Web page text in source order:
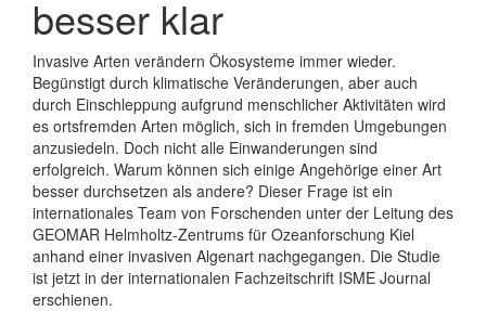
besser klar
Invasive Arten verändern Ökosysteme immer wieder.
Begünstigt durch klimatische Veränderungen, aber auch
durch Einschleppung aufgrund menschlicher Aktivitäten wird
es ortsfremden Arten möglich, sich in fremden Umgebungen
anzusiedeln. Doch nicht alle Einwanderungen sind
erfolgreich. Warum können sich einige Angehörige einer Art
besser durchsetzen als andere? Dieser Frage ist ein
internationales Team von Forschenden unter der Leitung des
GEOMAR Helmholtz-Zentrums für Ozeanforschung Kiel
anhand einer invasiven Algenart nachgegangen. Die Studie
ist jetzt in der internationalen Fachzeitschrift ISME Journal
erschienen.